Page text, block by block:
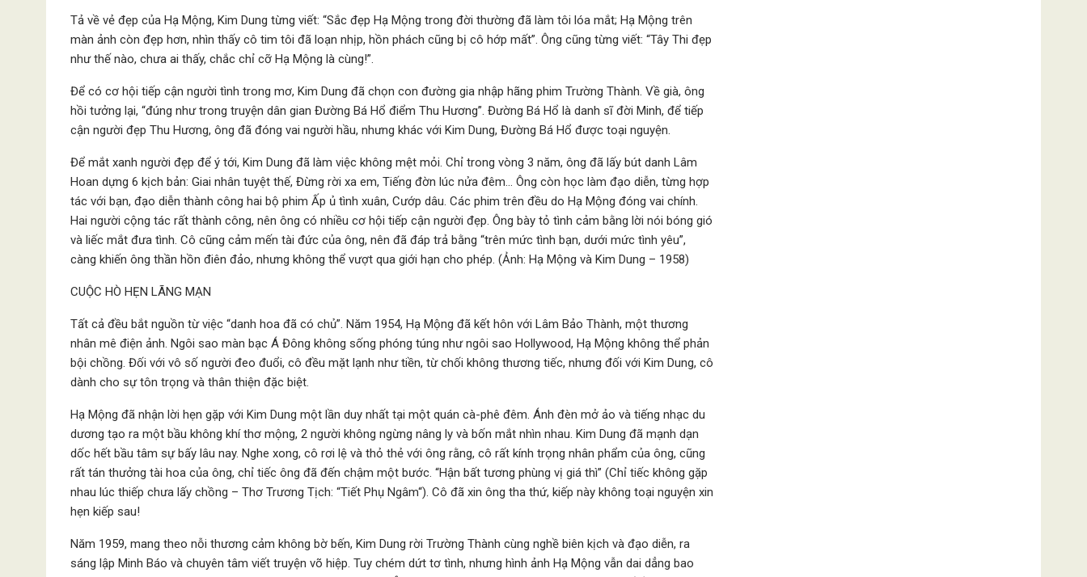
Tả về vẻ đẹp của Hạ Mộng, Kim Dung từng viết: “Sắc đẹp Hạ Mộng trong đời thường đã làm tôi lóa mắt; Hạ Mộng trên
màn ảnh còn đẹp hơn, nhìn thấy cô tim tôi đã loạn nhịp, hồn phách cũng bị cô hớp mất”. Ông cũng từng viết: “Tây Thi đẹp
như thế nào, chưa ai thấy, chắc chỉ cỡ Hạ Mộng là cùng!”.
Để có cơ hội tiếp cận người tình trong mơ, Kim Dung đã chọn con đường gia nhập hãng phim Trường Thành. Về già, ông
hồi tưởng lại, “đúng như trong truyện dân gian Đường Bá Hổ điểm Thu Hương”. Đường Bá Hổ là danh sĩ đời Minh, để tiếp
cận người đẹp Thu Hương, ông đã đóng vai người hầu, nhưng khác với Kim Dung, Đường Bá Hổ được toại nguyện.
Để mắt xanh người đẹp để ý tới, Kim Dung đã làm việc không mệt mỏi. Chỉ trong vòng 3 năm, ông đã lấy bút danh Lâm
Hoan dựng 6 kịch bản: Giai nhân tuyệt thế, Đừng rời xa em, Tiếng đờn lúc nửa đêm… Ông còn học làm đạo diễn, từng hợp
tác với bạn, đạo diễn thành công hai bộ phim Ấp ủ tình xuân, Cướp dâu. Các phim trên đều do Hạ Mộng đóng vai chính.
Hai người cộng tác rất thành công, nên ông có nhiều cơ hội tiếp cận người đẹp. Ông bày tỏ tình cảm bằng lời nói bóng gió
và liếc mắt đưa tình. Cô cũng cảm mến tài đức của ông, nên đã đáp trả bằng “trên mức tình bạn, dưới mức tình yêu”,
càng khiến ông thần hồn điên đảo, nhưng không thể vượt qua giới hạn cho phép. (Ảnh: Hạ Mộng và Kim Dung – 1958)
CUỘC HÒ HẸN LÃNG MẠN
Tất cả đều bắt nguồn từ việc “danh hoa đã có chủ”. Năm 1954, Hạ Mộng đã kết hôn với Lâm Bảo Thành, một thương
nhân mê điện ảnh. Ngôi sao màn bạc Á Đông không sống phóng túng như ngôi sao Hollywood, Hạ Mộng không thể phản
bội chồng. Đối với vô số người đeo đuổi, cô đều mặt lạnh như tiền, từ chối không thương tiếc, nhưng đối với Kim Dung, cô
dành cho sự tôn trọng và thân thiện đặc biệt.
Hạ Mộng đã nhận lời hẹn gặp với Kim Dung một lần duy nhất tại một quán cà-phê đêm. Ánh đèn mở ảo và tiếng nhạc du
dương tạo ra một bầu không khí thơ mộng, 2 người không ngừng nâng ly và bốn mắt nhìn nhau. Kim Dung đã mạnh dạn
dốc hết bầu tâm sự bấy lâu nay. Nghe xong, cô rơi lệ và thỏ thẻ với ông rằng, cô rất kính trọng nhân phẩm của ông, cũng
rất tán thưởng tài hoa của ông, chỉ tiếc ông đã đến chậm một bước. “Hận bất tương phùng vị giá thì” (Chỉ tiếc không gặp
nhau lúc thiếp chưa lấy chồng – Thơ Trương Tịch: “Tiết Phụ Ngâm“). Cô đã xin ông tha thứ, kiếp này không toại nguyện xin
hẹn kiếp sau!
Năm 1959, mang theo nỗi thương cảm không bờ bến, Kim Dung rời Trường Thành cùng nghề biên kịch và đạo diễn, ra
sáng lập Minh Báo và chuyên tâm viết truyện võ hiệp. Tuy chém dứt tơ tình, nhưng hình ảnh Hạ Mộng vẫn dai dẳng bao